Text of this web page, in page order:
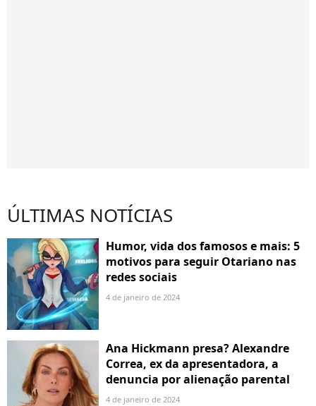
ÚLTIMAS NOTÍCIAS
Humor, vida dos famosos e mais: 5
motivos para seguir Otariano nas
redes sociais
4 de janeiro de 2024
Ana Hickmann presa? Alexandre
Correa, ex da apresentadora, a
denuncia por alienação parental
4 de janeiro de 2024